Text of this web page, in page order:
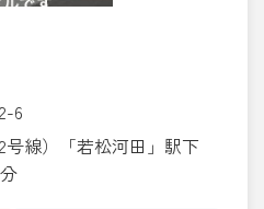
6
線）「若松河田」駅下